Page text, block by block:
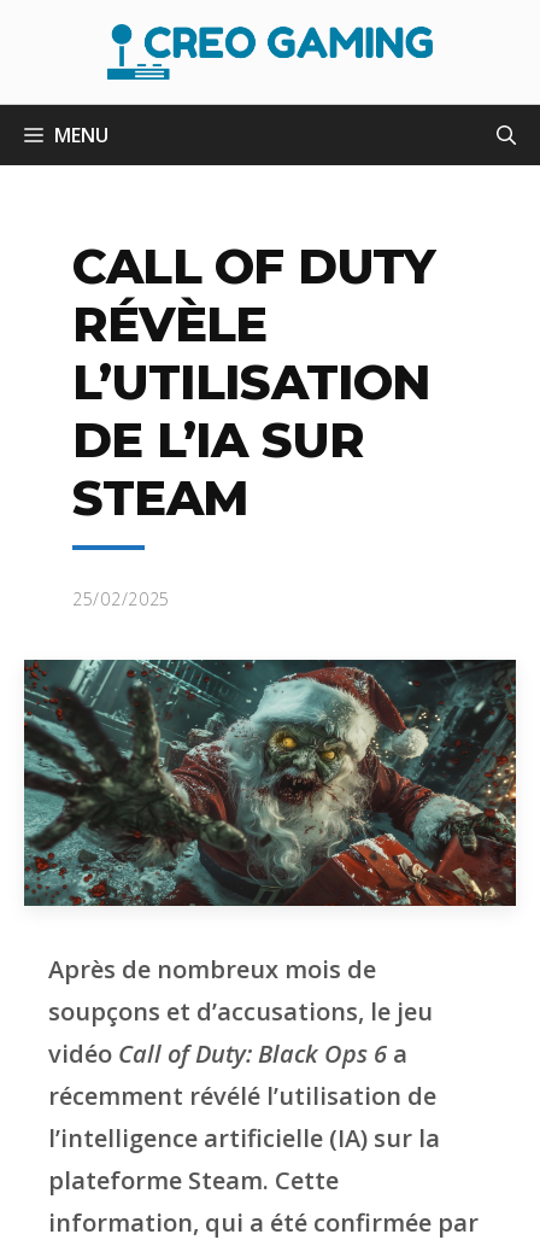
MENU
CALL OF DUTY
RÉVÈLE
L’UTILISATION
DE L’IA SUR
STEAM
25/02/2025
Après de nombreux mois de
soupçons et d’accusations, le jeu
vidéo Call of Duty: Black Ops 6 a
récemment révélé l’utilisation de
l’intelligence artificielle (IA) sur la
plateforme Steam. Cette
information, qui a été confirmée par